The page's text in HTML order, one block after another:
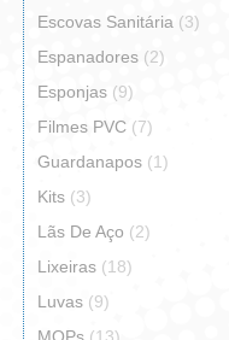
Escovas Sanitária (3)
Espanadores (2)
Esponjas (9)
Filmes PVC (7)
Guardanapos (1)
Kits (3)
Lãs De Aço (2)
Lixeiras (18)
Luvas (9)